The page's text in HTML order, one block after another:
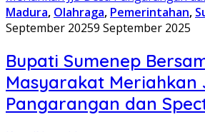
Madura, Olahraga, Pemerintahan,
September 20259 September 2025
Bupati Sumenep
Masyarakat Meriahkan
Pangarangan dan